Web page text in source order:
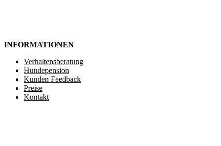
INFORMATIONEN
Verhaltensberatung
Hundepension
Kunden Feedback
Preise
Kontakt